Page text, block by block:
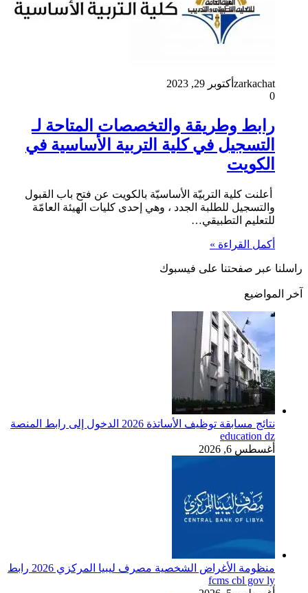
zarkachat أكتوبر 29, 2023
0
رابط وطريقة والتخصصات المتاحة لـ
التسجيل في كلية التربية الأساسية في
الكويت
أعلنت كلية التربيّة الأساسيّة بالكويت عن فتح باب القبول
والتسجيل للطلبة الجدد ، وهي إحدى كليات الهيئة العامّة
للتعليم التطبيقي…
أكمل القراءة »
راسلنا عبر صفحتنا على فيسبوك
آخر المواضيع
نتائج مسابقة توظيف الأساتذة 2026 الدخول إلى رابط المنصة
education dz
أغسطس 6, 2026
منظومة الأغراض الشخصية مصرف ليبيا المركزي 2026 رابط
fcms cbl gov ly